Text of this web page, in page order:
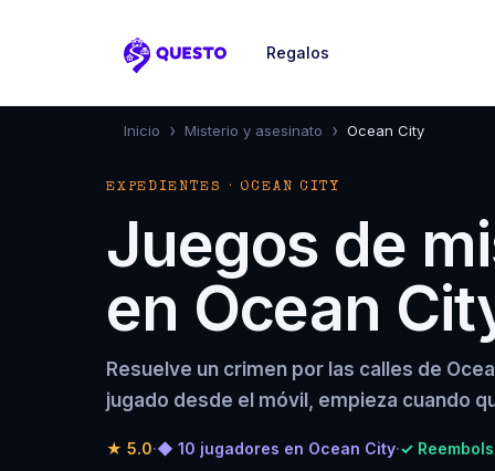
Questo
Regalos
Inicio › Misterio y asesinato › Ocean City
EXPEDIENTES · OCEAN CITY
Juegos de
en Ocean
Resuelve un crimen por las calles de
jugado desde el móvil, empieza cuando
★ 5.0·◆ 10 jugadores en Ocean City·✓